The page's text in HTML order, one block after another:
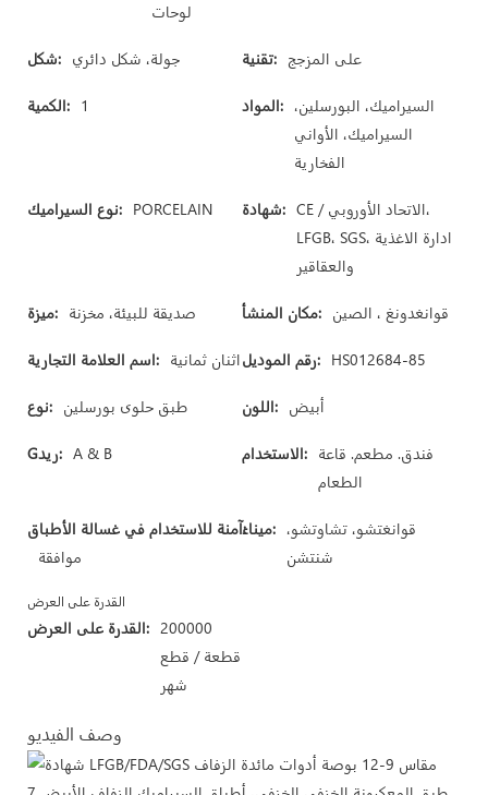
لوحات
شكل: جولة، شكل دائري تقنية: على المزجج
الكمية: 1 المواد: السيراميك، البورسلين،
السيراميك، الأواني
الفخارية
نوع السيراميك: PORCELAIN شهادة: CE / الاتحاد الأوروبي،
LFGB، SGS، ادارة الاغذية
والعقاقير
ميزة: صديقة للبيئة، مخزنة مكان المنشأ: قوانغدونغ ، الصين
اسم العلامة التجارية: اثنان ثمانية رقم الموديل: HS012684-85
نوع: طبق حلوى بورسلين اللون: أبيض
Gريد: A & B الاستخدام: فندق. مطعم. قاعة
الطعام
آمنة للاستخدام في غسالة الأطباق:
موافقة
ميناء: قوانغتشو، تشاوتشو،
شنتشن
القدرة على العرض
القدرة على العرض: 200000
قطعة / قطع
شهر
وصف الفيديو